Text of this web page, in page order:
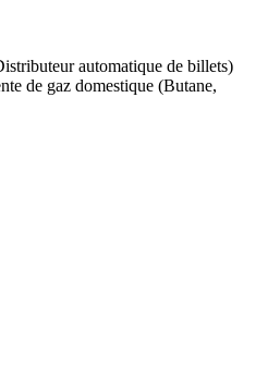
automatique de billets)
de gaz domestique (Butane,